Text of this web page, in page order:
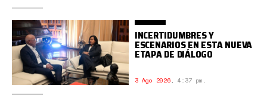
INCERTIDUMBRES Y
ESCENARIOS EN ESTA NUEVA
ETAPA DE DIÁLOGO
3 Ago 2026, 4:37 pm.